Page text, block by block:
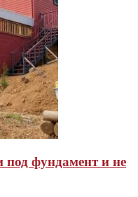
под фундамент и не